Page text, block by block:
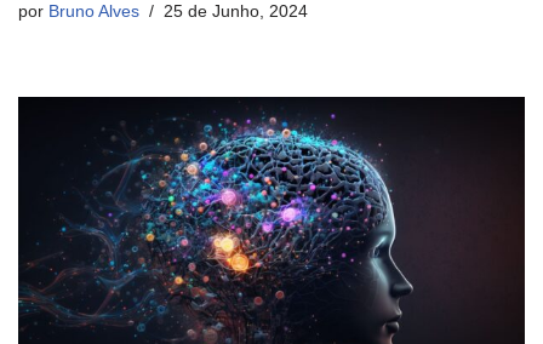
por Bruno Alves 25 de Junho, 2024